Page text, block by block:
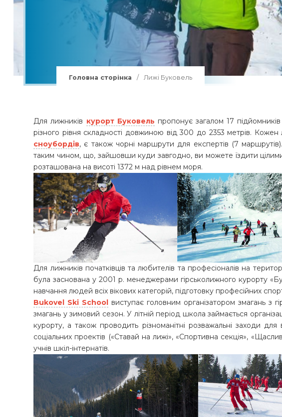
Групи в Буковель
Лижі Буковель
Сноуборд Буковель
Лижні траси Буковель
Свята в
Вікенд
Наші
Куліг в
Головна сторінка / Лижі Буковель
Для лижників курорт Буковель пропонує загалом 17
різного рівня складності довжиною від 300 до 2353 метрів.
сноубордів, є також чорні маршрути для експертів (7
таким чином, що, зайшовши куди завгодно, ви можете їздити
розташована на висоті 1372 м над рівнем моря.
Для лижників початківців та любителів та професіоналів на
була заснована у 2001 р. менеджерами гірськолижного курорту
навчання людей всіх вікових категорій, підготовку професійних
Bukovel Ski School виступає головним організатором змагань з
змагань у зимовий сезон. У літній період школа займається
курорту, а також проводить різноманітні розважальні заходи
соціальних проектів («Ставай на лижі», «Спортивна секція»,
учнів шкіл-інтернатів.